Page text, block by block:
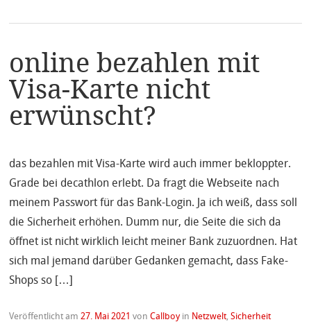
online bezahlen mit
Visa-Karte nicht
erwünscht?
das bezahlen mit Visa-Karte wird auch immer bekloppter.
Grade bei decathlon erlebt. Da fragt die Webseite nach
meinem Passwort für das Bank-Login. Ja ich weiß, dass soll
die Sicherheit erhöhen. Dumm nur, die Seite die sich da
öffnet ist nicht wirklich leicht meiner Bank zuzuordnen. Hat
sich mal jemand darüber Gedanken gemacht, dass Fake-
Shops so […]
Veröffentlicht am 27. Mai 2021 vonCallboy in Netzwelt,Sicherheit